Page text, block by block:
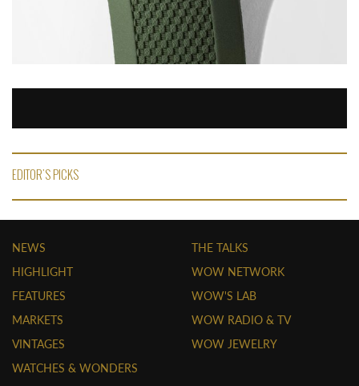
EDITOR'S PICKS
NEWS
HIGHLIGHT
FEATURES
MARKETS
VINTAGES
WATCHES & WONDERS
THE TALKS
WOW NETWORK
WOW'S LAB
WOW RADIO & TV
WOW JEWELRY